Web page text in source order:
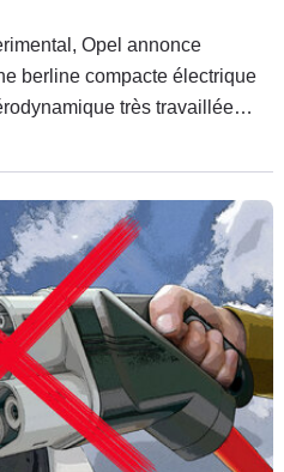
Opel annonce
berline compacte électrique
très travaillée
dont l'objectif est de nous